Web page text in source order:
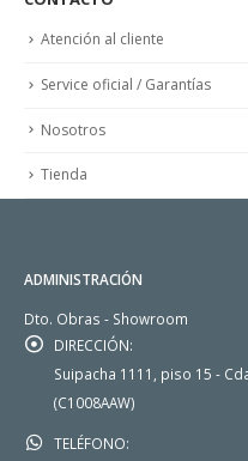
Atención al cliente
Service oficial / Garantías
Nosotros
Tienda
ADMINISTRACIÓN
Dto. Obras - Showroom
DIRECCIÓN:
Suipacha 1111, piso 15 -
(C1008AAW)
TELÉFONO: